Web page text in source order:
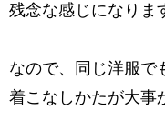
残念な感じになりま
なので、同じ洋服で
着こなしかたが大事